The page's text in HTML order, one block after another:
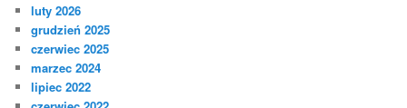
luty 2026
grudzień 2025
czerwiec 2025
marzec 2024
lipiec 2022